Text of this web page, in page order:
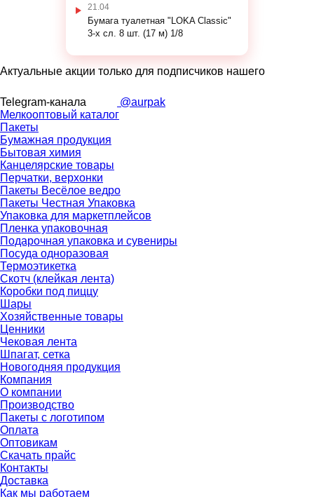
21.04
Бумага туалетная "LOKA Classic"
3-х сл. 8 шт. (17 м) 1/8
Актуальные акции только для подписчиков нашего
Telegram-канала
@aurpak
Мелкооптовый каталог
Пакеты
Бумажная продукция
Бытовая химия
Канцелярские товары
Перчатки, верхонки
Пакеты Весёлое ведро
Пакеты Честная Упаковка
Упаковка для маркетплейсов
Пленка упаковочная
Подарочная упаковка и сувениры
Посуда одноразовая
Термоэтикетка
Скотч (клейкая лента)
Коробки под пиццу
Шары
Хозяйственные товары
Ценники
Чековая лента
Шпагат, сетка
Новогодняя продукция
Компания
О компании
Производство
Пакеты с логотипом
Оплата
Оптовикам
Скачать прайс
Контакты
Доставка
Как мы работаем